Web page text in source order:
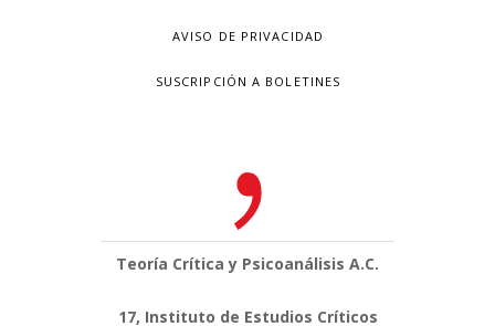
AVISO DE PRIVACIDAD
SUSCRIPCIÓN A BOLETINES
Teoría Crítica y Psicoanálisis A.C.
17, Instituto de Estudios Críticos